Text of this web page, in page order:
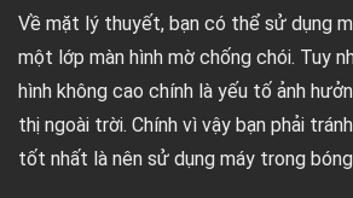
Về mặt lý thuyết, bạn có thể sử dụng
một lớp màn hình mờ chống chói. Tuy
hình không cao chính là yếu tố ảnh
thị ngoài trời. Chính vì vậy bạn phải
tốt nhất là nên sử dụng máy trong